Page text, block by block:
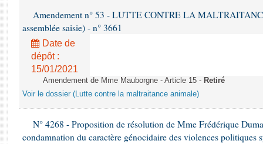
Amendement n° 53 - LUTTE CONTRE LA
assemblée saisie) - n° 3661
Date de
dépôt :
15/01/2021
Amendement de Mme Mauborgne - Article 15 - Retiré
Voir le dossier (Lutte contre la maltraitance animale)
N° 4268 - Proposition de résolution de Mme Frédérique
condamnation du caractère génocidaire des violences politiques